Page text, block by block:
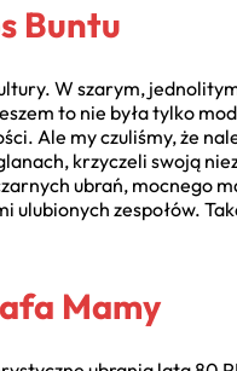
Buntu
W szarym,
to nie była tylko
Ale my czuliśmy, że
krzyczeli swoją
ubrań, mocnego
zespołów.
Mamy